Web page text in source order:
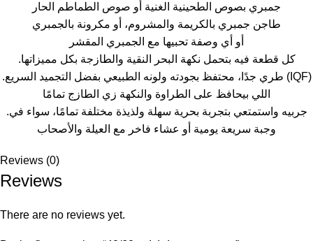
جمبري بصوص الطحينية الغنية أو صوص الطماطم الحار
طاجن جمبري بالكريمة والمشروم، أو مكرونة بالجمبري
أو أي وصفة تحبيها مع الجمبري المقشر
.كل قطعة فيه بتحمل نكهة البحر النقية والطازجة بكل مميزاتها
.طري جدًا، محتفظ بجودته ولونه الطبيعي بفضل التجميد السريع (IQF)
اللي بيحافظ على الطراوة والنكهة زي الطازج تمامًا
.جربيه واستمتعي بتجربة بحرية سهلة ولذيذة مختلفة تمامًا، سواء في
وجبة سريعة يومية أو عشاء فاخر مع العيلة والأصحاب
Reviews (0)
Reviews
There are no reviews yet.